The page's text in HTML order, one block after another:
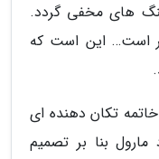
های مخفی گردد.
است… این است که
تکان دهنده ای
بنا بر تصمیم